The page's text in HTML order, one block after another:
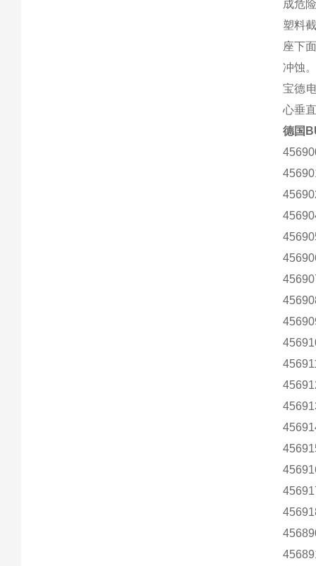
成危
塑料
座下
冲蚀
宝德
心垂
德国